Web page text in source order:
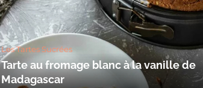
Les Tartes Sucrées
Tarte au fromage blanc à la vanille de
Madagascar